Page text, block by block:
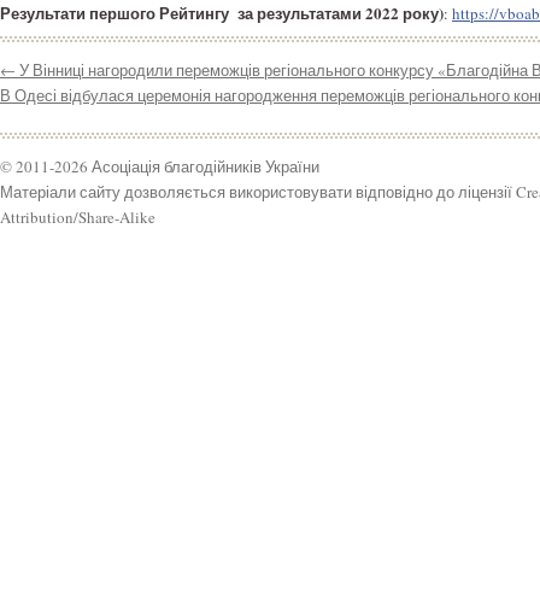
Результати першого Рейтингу за результатами 2022 року): https://
← У Вінниці нагородили переможців регіонального конкурсу «Благодійна
В Одесі відбулася церемонія нагородження переможців регіонального
© 2011-2026 Асоціація благодійників України
Матеріали сайту дозволяється використовувати відповідно до ліцензії
Attribution/Share-Alike